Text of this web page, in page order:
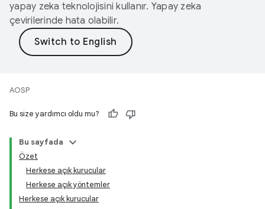
yapay zeka teknolojisini kullanır. Yapay zeka
çevirilerinde hata olabilir.
AOSP
Bu size yardımcı oldu mu?
Bu sayfada
Özet
Herkese açık kurucular
Herkese açık yöntemler
Herkese açık kurucular